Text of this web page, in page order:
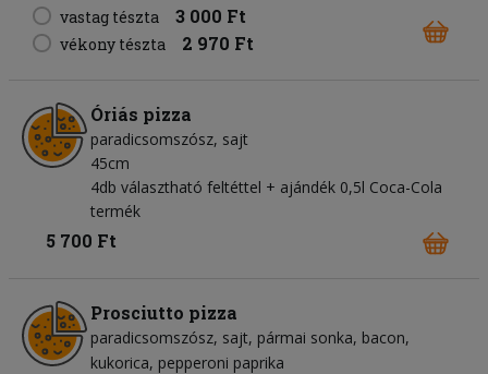
vastag tészta
3 000 Ft
vékony tészta 2 970 Ft
Óriás pizza
paradicsomszósz sajt
45cm
4db választható feltéttel + ajándék 0,5l Coca-Cola
termék
5 700 Ft
Prosciutto pizza
paradicsomszósz sajt pármai sonka bacon
kukorica pepperoni paprika